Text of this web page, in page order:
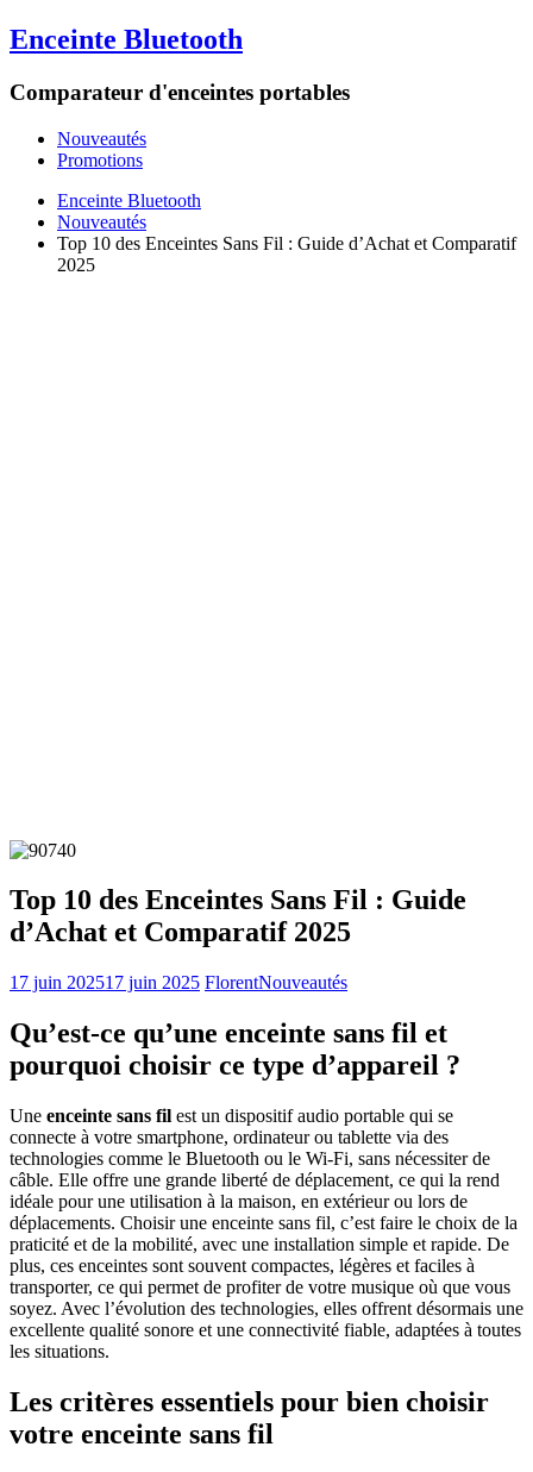
Enceinte Bluetooth
Comparateur d'enceintes portables
Nouveautés
Promotions
Enceinte Bluetooth
Nouveautés
Top 10 des Enceintes Sans Fil : Guide d’Achat et Comparatif
2025
Top 10 des Enceintes Sans Fil : Guide
d’Achat et Comparatif 2025
17 juin 202517 juin 2025 FlorentNouveautés
Qu’est-ce qu’une enceinte sans fil et
pourquoi choisir ce type d’appareil ?
Une enceinte sans fil est un dispositif audio portable qui se
connecte à votre smartphone, ordinateur ou tablette via des
technologies comme le Bluetooth ou le Wi-Fi, sans nécessiter de
câble. Elle offre une grande liberté de déplacement, ce qui la rend
idéale pour une utilisation à la maison, en extérieur ou lors de
déplacements. Choisir une enceinte sans fil, c’est faire le choix de la
praticité et de la mobilité, avec une installation simple et rapide. De
plus, ces enceintes sont souvent compactes, légères et faciles à
transporter, ce qui permet de profiter de votre musique où que vous
soyez. Avec l’évolution des technologies, elles offrent désormais une
excellente qualité sonore et une connectivité fiable, adaptées à toutes
les situations.
Les critères essentiels pour bien choisir
votre enceinte sans fil